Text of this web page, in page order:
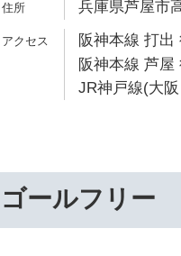
兵庫県芦屋市
阪神本線 打出
阪神本線 芦屋
JR神戸線(大
ゴールフリー